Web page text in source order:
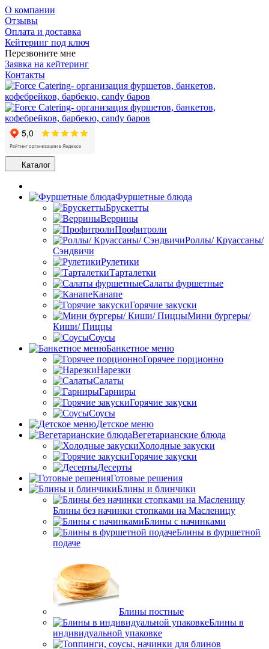
О компании
Отзывы
Оплата и доставка
Кейтеринг под ключ
Перезвоните мне
Заявка на кейтеринг
Контакты
Каталог
Фуршетные блюда
Брускетты
Веррины
Профитроли
Роллы/ Круассаны/
Сэндвичи
Рулетики
Тарталетки
Салаты фуршетные
Канапе
Горячие закуски
Мини бургеры/
Киши/ Пиццы
Соусы
Банкетное меню
Горячее порционно
Нарезки
Салаты
Гарниры
Горячие закуски
Соусы
Детское меню
Вегетарианские блюда
Холодные закуски
Горячие закуски
Десерты
Готовые решения
Блины и блинчики
Блины без начинки стопками на Масленицу
Блины с начинками
Блины в фуршетной
подаче
Блины постные
Блины в
индивидуальной упаковке